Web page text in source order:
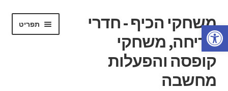
פתח סרגל נגישות
דלג
לניווט
לדלג
לתוכן
משחקי הכיף - חדרי
בריחה, משחקי
קופסה והפעלות
מחשבה
תפריט